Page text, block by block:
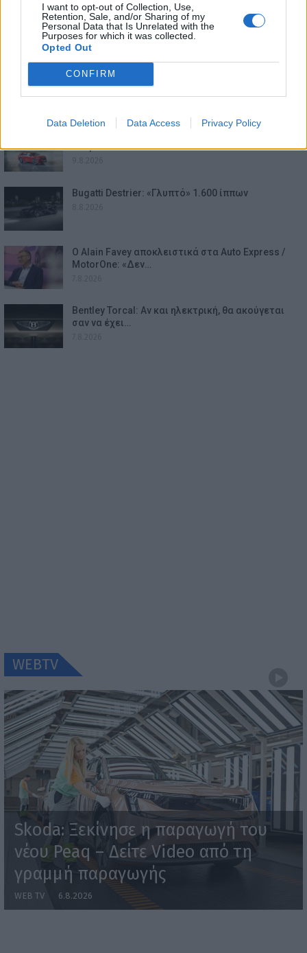
I want to opt-out of Collection, Use,
Retention, Sale, and/or Sharing of my
Personal Data that Is Unrelated with the
Purposes for which it was collected.
Opted Out
CONFIRM
Data Deletion Data Access Privacy Policy
ΕΠΙΚΑΙΡΟΤΗΤΑ
Toyota GR86: Στοχευμένες αλλαγές με επίκεντρο
τον οδηγό…
ανάβουν!
Bugatti Destrier: «Γλυπτό» 1.600 ίππων
Ο Alain Favey αποκλειστικά στα Auto Express /
MotorOne: «Δεν…
Bentley Torcal: Αν και ηλεκτρική, θα ακούγεται
σαν να έχει…
WEBTV
Skoda: Ξεκίνησε η παραγωγή του
νέου Peaq – Δείτε Video από τη
γραμμή παραγωγής
WEB TV 6.8.2026